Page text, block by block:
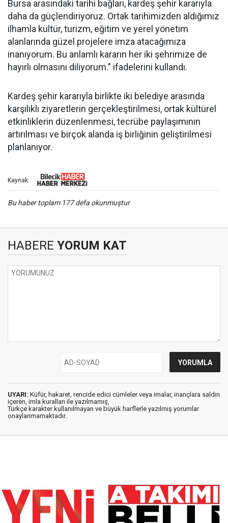
Bursa arasındaki tarihi bağları, kardeş şehir kararıyla
daha da güçlendiriyoruz. Ortak tarihimizden aldığımız
ilhamla kültür, turizm, eğitim ve yerel yönetim
alanlarında güzel projelere imza atacağımıza
inanıyorum. Bu anlamlı kararın her iki şehrimize de
hayırlı olmasını diliyorum." ifadelerini kullandı.
Kardeş şehir kararıyla birlikte iki belediye arasında
karşılıklı ziyaretlerin gerçekleştirilmesi, ortak kültürel
etkinliklerin düzenlenmesi, tecrübe paylaşımının
artırılması ve birçok alanda iş birliğinin geliştirilmesi
planlanıyor.
Kaynak:
Bu haber toplam 177 defa okunmuştur
HABERE YORUM KAT
UYARI: Küfür, hakaret, rencide edici cümleler veya imalar, inançlara saldırı
içeren, imla kuralları ile yazılmamış,
Türkçe karakter kullanılmayan ve büyük harflerle yazılmış yorumlar
onaylanmamaktadır.